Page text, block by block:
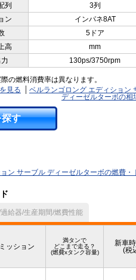
列
3列
ン
インパネ8AT
5ドア
高
mm
130ps/3750rpm
の燃料消費率は異なります。
見る
ベルランゴロング エディション
ディーゼルターボの相
す
ン サーブル ディーゼルターボの燃費・
給器/生産期間/燃費性能
ミッション
満タンで
どこまで走る？
(燃費xタンク容量)
新車
(税